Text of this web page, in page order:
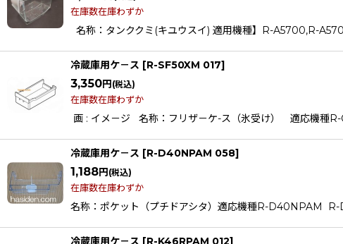
在庫数在庫わずか
名称：タンククミ(キユウスイ) 適用機種】R-A5700,R-
冷蔵庫用ケ－ス [R-SF50XM 017]
3,350円(税込)
在庫数在庫わずか
画 : イメ－ジ 名称：フリザ－ケ-ス（氷受け） 適応機種
冷蔵庫用ケ－ス [R-D40NPAM 058]
1,188円(税込)
在庫数在庫わずか
名称：ポケット（プチドアシタ）適応機種R-D40NPAM
冷蔵庫用ケ－ス [R-K46RPAM 012]